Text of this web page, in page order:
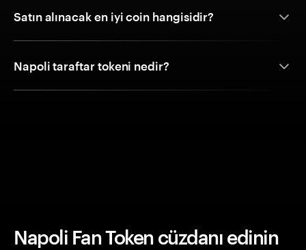
Satın alınacak en iyi coin hangisidir?
Napoli taraftar tokeni nedir?
Napoli Fan Token cüzdanı edinin